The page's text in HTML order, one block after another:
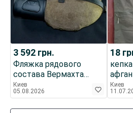
3 592 грн.
Фляжка рядового
состава Вермахта
образца 1931 года. В
суконном чехле.
Киев
05.08.2026
18
СССР
Киев